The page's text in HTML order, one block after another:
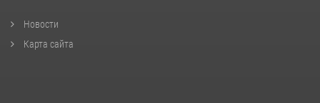
Новости
Карта сайта